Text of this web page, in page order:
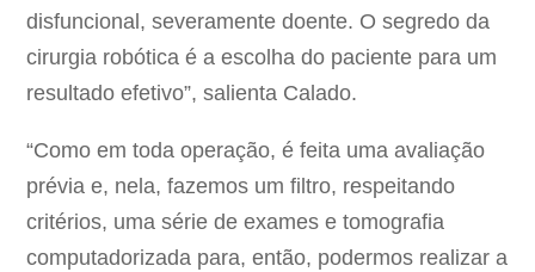
disfuncional, severamente doente. O segredo da
cirurgia robótica é a escolha do paciente para um
resultado efetivo”, salienta Calado.
“Como em toda operação, é feita uma avaliação
prévia e, nela, fazemos um filtro, respeitando
critérios, uma série de exames e tomografia
computadorizada para, então, podermos realizar a